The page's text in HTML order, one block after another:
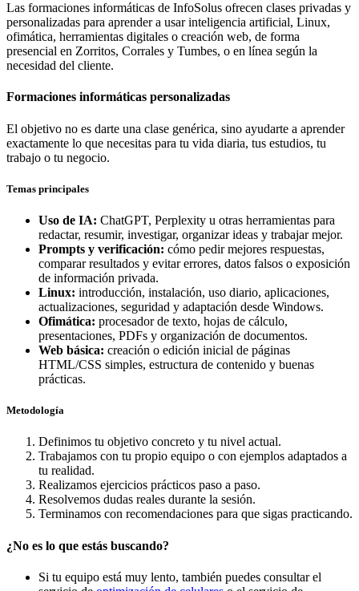
Las formaciones informáticas de InfoSolus ofrecen clases privadas y
personalizadas para aprender a usar inteligencia artificial, Linux,
ofimática, herramientas digitales o creación web, de forma
presencial en Zorritos, Corrales y Tumbes, o en línea según la
necesidad del cliente.
Formaciones informáticas personalizadas
El objetivo no es darte una clase genérica, sino ayudarte a aprender
exactamente lo que necesitas para tu vida diaria, tus estudios, tu
trabajo o tu negocio.
Temas principales
Uso de IA: ChatGPT, Perplexity u otras herramientas para
redactar, resumir, investigar, organizar ideas y trabajar mejor.
Prompts y verificación: cómo pedir mejores respuestas,
comparar resultados y evitar errores, datos falsos o exposición
de información privada.
Linux: introducción, instalación, uso diario, aplicaciones,
actualizaciones, seguridad y adaptación desde Windows.
Ofimática: procesador de texto, hojas de cálculo,
presentaciones, PDFs y organización de documentos.
Web básica: creación o edición inicial de páginas
HTML/CSS simples, estructura de contenido y buenas
prácticas.
Metodología
Definimos tu objetivo concreto y tu nivel actual.
Trabajamos con tu propio equipo o con ejemplos adaptados a
tu realidad.
Realizamos ejercicios prácticos paso a paso.
Resolvemos dudas reales durante la sesión.
Terminamos con recomendaciones para que sigas practicando.
¿No es lo que estás buscando?
Si tu equipo está muy lento, también puedes consultar el